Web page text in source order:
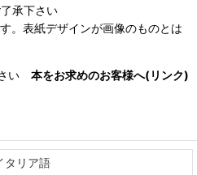
承下さい
。表紙デザインが画像のものとは
い 本をお求めのお客様へ(リンク)
リア語